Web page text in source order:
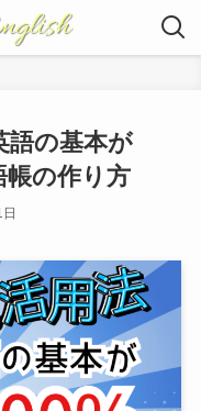
語の基本が
帳の作り方